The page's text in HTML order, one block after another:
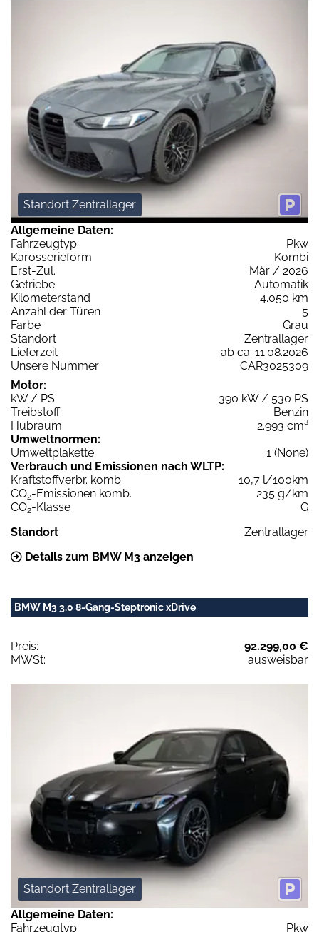
Standort Zentrallager
Allgemeine Daten:
Fahrzeugtyp
Pkw
Karosserieform
Kombi
Erst-Zul.
Mär / 2026
Getriebe
Automatik
Kilometerstand
4.050 km
Anzahl der Türen
5
Farbe
Grau
Standort
Zentrallager
Lieferzeit
ab ca. 11.08.2026
Unsere Nummer
CAR3025309
Motor:
kW / PS
390 kW / 530 PS
Treibstoff
Benzin
Hubraum
2.993 cm³
Umweltnormen:
Umweltplakette
1 (None)
Verbrauch und Emissionen nach WLTP:
Kraftstoffverbr. komb.
10,7 l/100km
CO2-Emissionen komb.
235 g/km
CO2-Klasse
G
Standort
Zentrallager
Details zum BMW M3 anzeigen
BMW M3 3.0 8-Gang-Steptronic xDrive
Preis:
92.299,00 €
MWSt:
ausweisbar
Standort Zentrallager
Allgemeine Daten:
Fahrzeugtyp
Pkw